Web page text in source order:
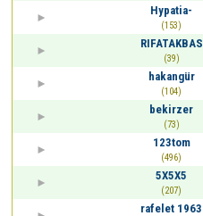
Hypatia-
(153)
RIFATAKBAS
(39)
hakangür
(104)
bekirzer
(73)
123tom
(496)
5X5X5
(207)
rafelet 1963